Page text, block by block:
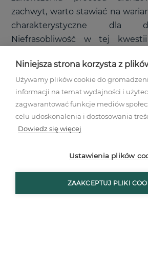
zachwyt, warto stawiać na
charakterystyczne dla
Niefrasobliwość w tej
Niniejsza strona korzysta z
Używamy plików cookie do
informacji na temat wydajności i
zagwarantować funkcje mediów
celu udoskonalenia i dostosowania
Dowiedz się więcej
Ustawienia plików
ZAAKCEPTUJ PLIKI